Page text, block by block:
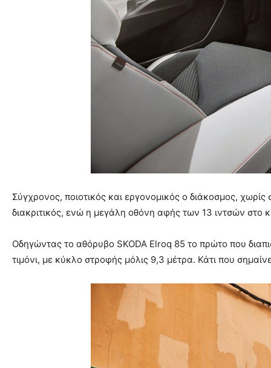
Σύγχρονος, ποιοτικός και εργονομικός ο διάκοσμος,
διακριτικός, ενώ η μεγάλη οθόνη αφής των 13 ιντσών στο
Οδηγώντας το αθόρυβο SKODA Elroq 85 το πρώτο που
τιμόνι, με κύκλο στροφής μόλις 9,3 μέτρα. Κάτι που